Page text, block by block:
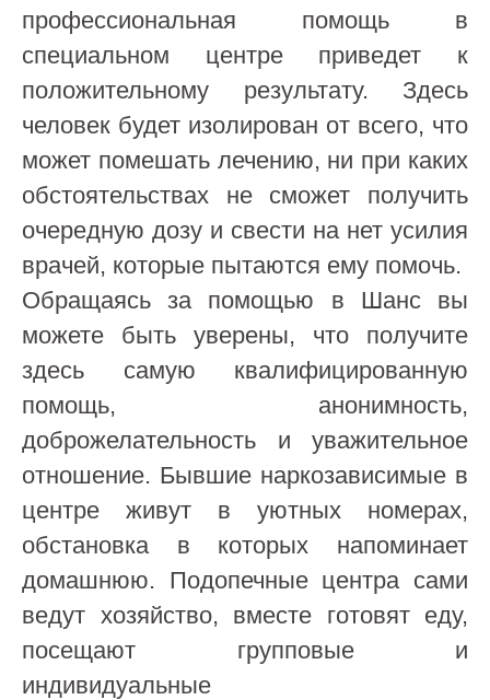
профессиональная помощь в
специальном центре приведет к
положительному результату. Здесь
человек будет изолирован от всего, что
может помешать лечению, ни при каких
обстоятельствах не сможет получить
очередную дозу и свести на нет усилия
врачей, которые пытаются ему помочь.
Обращаясь за помощью в Шанс вы
можете быть уверены, что получите
здесь самую квалифицированную
помощь, анонимность,
доброжелательность и уважительное
отношение. Бывшие наркозависимые в
центре живут в уютных номерах,
обстановка в которых напоминает
домашнюю. Подопечные центра сами
ведут хозяйство, вместе готовят еду,
посещают групповые и
индивидуальные